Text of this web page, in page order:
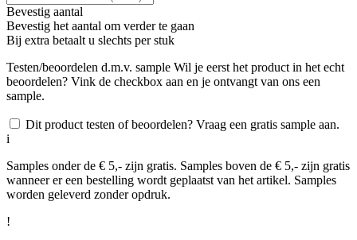
Bevestig aantal
Bevestig het aantal om verder te gaan
Bij extra betaalt u slechts per stuk
Testen/beoordelen d.m.v. sample Wil je eerst het product in het echt
beoordelen? Vink de checkbox aan en je ontvangt van ons een
sample.
Dit product testen of beoordelen? Vraag een gratis sample aan.
i
Samples onder de € 5,- zijn gratis. Samples boven de € 5,- zijn gratis
wanneer er een bestelling wordt geplaatst van het artikel. Samples
worden geleverd zonder opdruk.
!